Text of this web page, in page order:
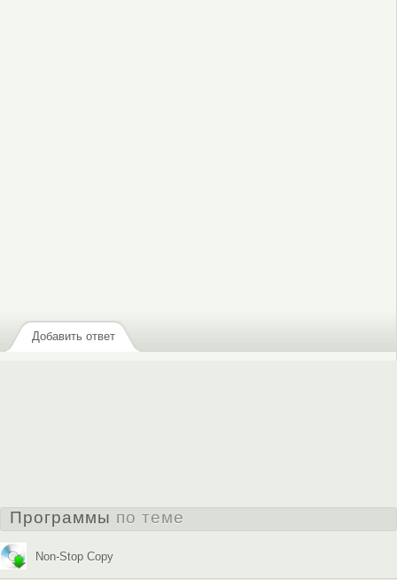
Добавить ответ
Программы по теме
Non-Stop Copy